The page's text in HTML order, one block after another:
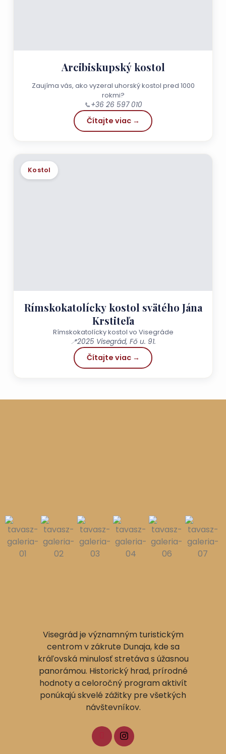
Arcibiskupský kostol
Zaujíma vás, ako vyzeral uhorský kostol pred 1000
rokmi?
📞+36 26 597 010
Čítajte viac →
Kostol
Rímskokatolícky kostol svätého Jána
Krstiteľa
Rímskokatolícky kostol vo Visegráde
📍2025 Visegrád, Fő u. 91.
Čítajte viac →
Visegrád je významným turistickým
centrom v zákrute Dunaja, kde sa
kráľovská minulosť stretáva s úžasnou
panorámou. Historický hrad, prírodné
hodnoty a celoročný program aktivít
ponúkajú skvelé zážitky pre všetkých
návštevníkov.